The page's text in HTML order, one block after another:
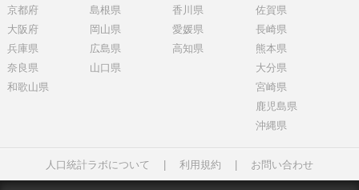
京都府
大阪府
兵庫県
奈良県
和歌山県
島根県
岡山県
広島県
山口県
香川県
愛媛県
高知県
佐賀県
長崎県
熊本県
大分県
宮崎県
鹿児島県
沖縄県
人口統計ラボについて 利用規約 お問い合わせ